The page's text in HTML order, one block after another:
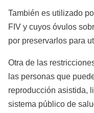
También es utilizado
FIV y cuyos óvulos
por preservarlos para
Otra de las
las personas que
reproducción asistida,
sistema público de